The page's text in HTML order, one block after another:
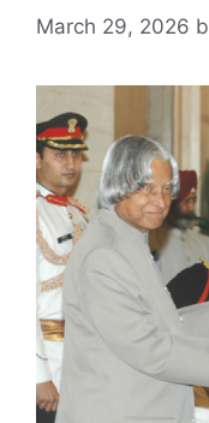
March 29, 2026